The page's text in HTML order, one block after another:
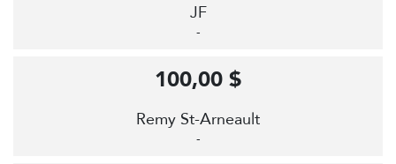
JF
-
Remy St-Arneault
-
100,00 $